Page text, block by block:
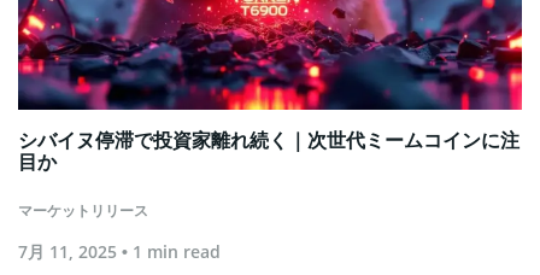
マーケットリリース
シバイヌ停滞で投資家離れ続く｜次世代ミームコインに注
目か
7月 11, 2025 • 1 min read